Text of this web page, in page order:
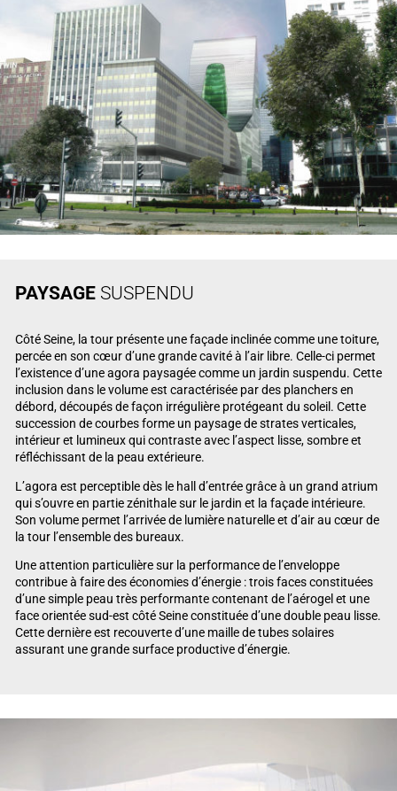
PAYSAGE SUSPENDU
Côté Seine, la tour présente une façade inclinée comme une toiture,
percée en son cœur d’une grande cavité à l’air libre. Celle-ci permet
l’existence d’une agora paysagée comme un jardin suspendu. Cette
inclusion dans le volume est caractérisée par des planchers en
débord, découpés de façon irrégulière protégeant du soleil. Cette
succession de courbes forme un paysage de strates verticales,
intérieur et lumineux qui contraste avec l’aspect lisse, sombre et
réfléchissant de la peau extérieure.
L’agora est perceptible dès le hall d’entrée grâce à un grand atrium
qui s’ouvre en partie zénithale sur le jardin et la façade intérieure.
Son volume permet l’arrivée de lumière naturelle et d’air au cœur de
la tour l’ensemble des bureaux.
Une attention particulière sur la performance de l’enveloppe
contribue à faire des économies d’énergie : trois faces constituées
d’une simple peau très performante contenant de l’aérogel et une
face orientée sud-est côté Seine constituée d’une double peau lisse.
Cette dernière est recouverte d’une maille de tubes solaires
assurant une grande surface productive d’énergie.